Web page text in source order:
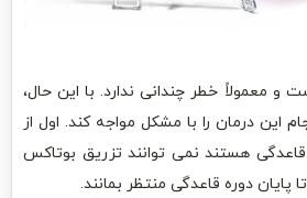
و معمولاً خطر چندانی ندارد. با این حال،
این درمان را با مشکل مواجه کند. اول از
هستند نمی توانند تزریق بوتاکس
پایان دوره قاعدگی منتظر بمانند.